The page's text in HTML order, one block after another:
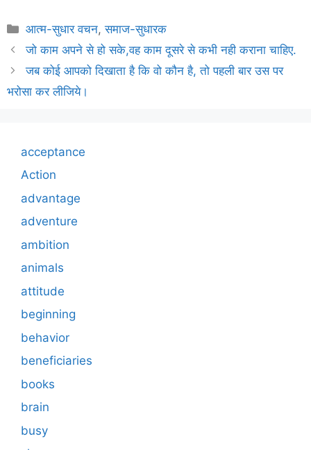
Categories
आत्म-सुधार वचन,समाज-सुधारक
जो काम अपने से हो सके,वह काम दूसरे से कभी नही कराना चाहिए.
जब कोई आपको दिखाता है कि वो कौन है, तो पहली बार उस पर
भरोसा कर लीजिये।
acceptance
Action
advantage
adventure
ambition
animals
attitude
beginning
behavior
beneficiaries
books
brain
busy